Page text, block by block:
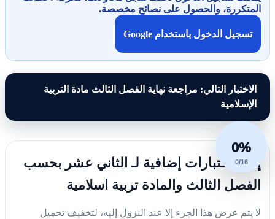
المتكررة، والحصول على نصائح مخصصة.
تسجيل الدخول باستخدام Google
الاختبار التالي: مراجعة نهاية الفصل الثالث مادة التربية
الإسلامية
0%
0/16
إليك اختبارات إضافية لـ الثاني عشر بحسب
الفصل الثالث والمادة تربية اسلامية
لا يتم عرض هذا الجزء إلا عند النزول إليه، لتخفيف تحميل